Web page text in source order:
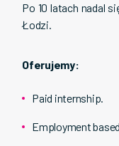
Po 10 latach nadal
Łodzi.
Oferujemy:
Paid internship.
Employment